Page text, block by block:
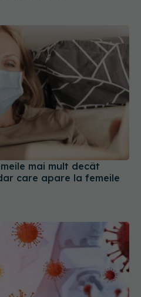
mai mult decât
care apare la femeile